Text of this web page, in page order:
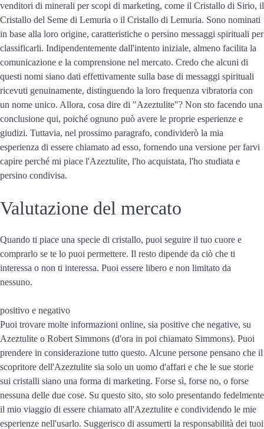
venditori di minerali per scopi di marketing, come il Cristallo di Sirio, il
Cristallo del Seme di Lemuria o il Cristallo di Lemuria. Sono nominati
in base alla loro origine, caratteristiche o persino messaggi spirituali per
classificarli. Indipendentemente dall'intento iniziale, almeno facilita la
comunicazione e la comprensione nel mercato. Credo che alcuni di
questi nomi siano dati effettivamente sulla base di messaggi spirituali
ricevuti genuinamente, distinguendo la loro frequenza vibratoria con
un nome unico. Allora, cosa dire di "Azeztulite"? Non sto facendo una
conclusione qui, poiché ognuno può avere le proprie esperienze e
giudizi. Tuttavia, nel prossimo paragrafo, condividerò la mia
esperienza di essere chiamato ad esso, fornendo una versione per farvi
capire perché mi piace l'Azeztulite, l'ho acquistata, l'ho studiata e
persino condivisa.
Valutazione del mercato
Quando ti piace una specie di cristallo, puoi seguire il tuo cuore e
comprarlo se te lo puoi permettere. Il resto dipende da ciò che ti
interessa o non ti interessa. Puoi essere libero e non limitato da
nessuno.
positivo e negativo
Puoi trovare molte informazioni online, sia positive che negative, su
Azeztulite o Robert Simmons (d'ora in poi chiamato Simmons). Puoi
prendere in considerazione tutto questo. Alcune persone pensano che il
scopritore dell'Azeztulite sia solo un uomo d'affari e che le sue storie
sui cristalli siano una forma di marketing. Forse sì, forse no, o forse
nessuna delle due cose. Su questo sito, sto solo presentando fedelmente
il mio viaggio di essere chiamato all'Azeztulite e condividendo le mie
esperienze nell'usarlo. Suggerisco di assumerti la responsabilità dei tuoi